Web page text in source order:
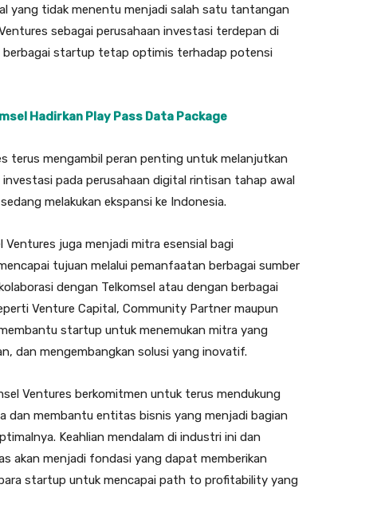
yang tidak menentu menjadi salah satu tantangan
sebagai perusahaan investasi terdepan di
berbagai startup tetap optimis terhadap potensi
Hadirkan Play Pass Data Package
terus mengambil peran penting untuk melanjutkan
pada perusahaan digital rintisan tahap awal
melakukan ekspansi ke Indonesia.
juga menjadi mitra esensial bagi
tujuan melalui pemanfaatan berbagai sumber
dengan Telkomsel atau dengan berbagai
Venture Capital, Community Partner maupun
startup untuk menemukan mitra yang
dan mengembangkan solusi yang inovatif.
Ventures berkomitmen untuk terus mendukung
dan membantu entitas bisnis yang menjadi bagian
Keahlian mendalam di industri ini dan
akan menjadi fondasi yang dapat memberikan
startup untuk mencapai path to profitability yang